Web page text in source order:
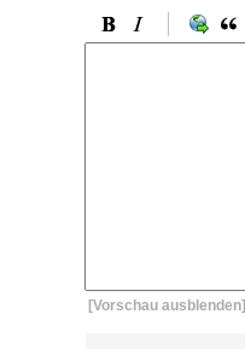
[Vorschau ausblenden]